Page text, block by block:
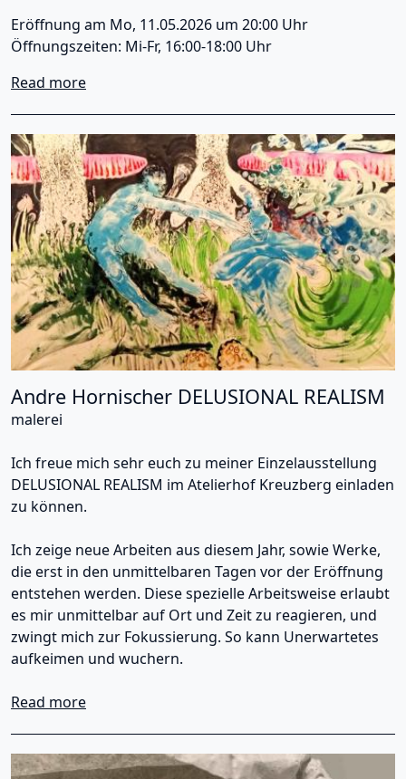
Eröffnung am Mo, 11.05.2026 um 20:00 Uhr
Öffnungszeiten: Mi-Fr, 16:00-18:00 Uhr
Read moreabout Monday Art Salon - Kapitel 94
Andre Hornischer DELUSIONAL REALISM
malerei
Ich freue mich sehr euch zu meiner Einzelausstellung
DELUSIONAL REALISM im Atelierhof Kreuzberg einladen
zu können.
Ich zeige neue Arbeiten aus diesem Jahr, sowie Werke,
die erst in den unmittelbaren Tagen vor der Eröffnung
entstehen werden. Diese spezielle Arbeitsweise erlaubt
es mir unmittelbar auf Ort und Zeit zu reagieren, und
zwingt mich zur Fokussierung. So kann Unerwartetes
aufkeimen und wuchern.
Read moreabout Andre Hornischer DELUSIONAL